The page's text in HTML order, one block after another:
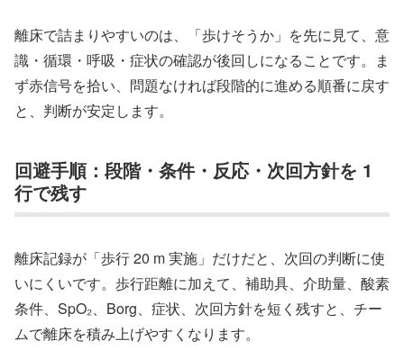
離床で詰まりやすいのは、「歩けそうか」を先に見て、意
識・循環・呼吸・症状の確認が後回しになることです。ま
ず赤信号を拾い、問題なければ段階的に進める順番に戻す
と、判断が安定します。
回避手順：段階・条件・反応・次回方針を 1
行で残す
離床記録が「歩行 20 m 実施」だけだと、次回の判断に使
いにくいです。歩行距離に加えて、補助具、介助量、酸素
条件、SpO₂、Borg、症状、次回方針を短く残すと、チー
ムで離床を積み上げやすくなります。